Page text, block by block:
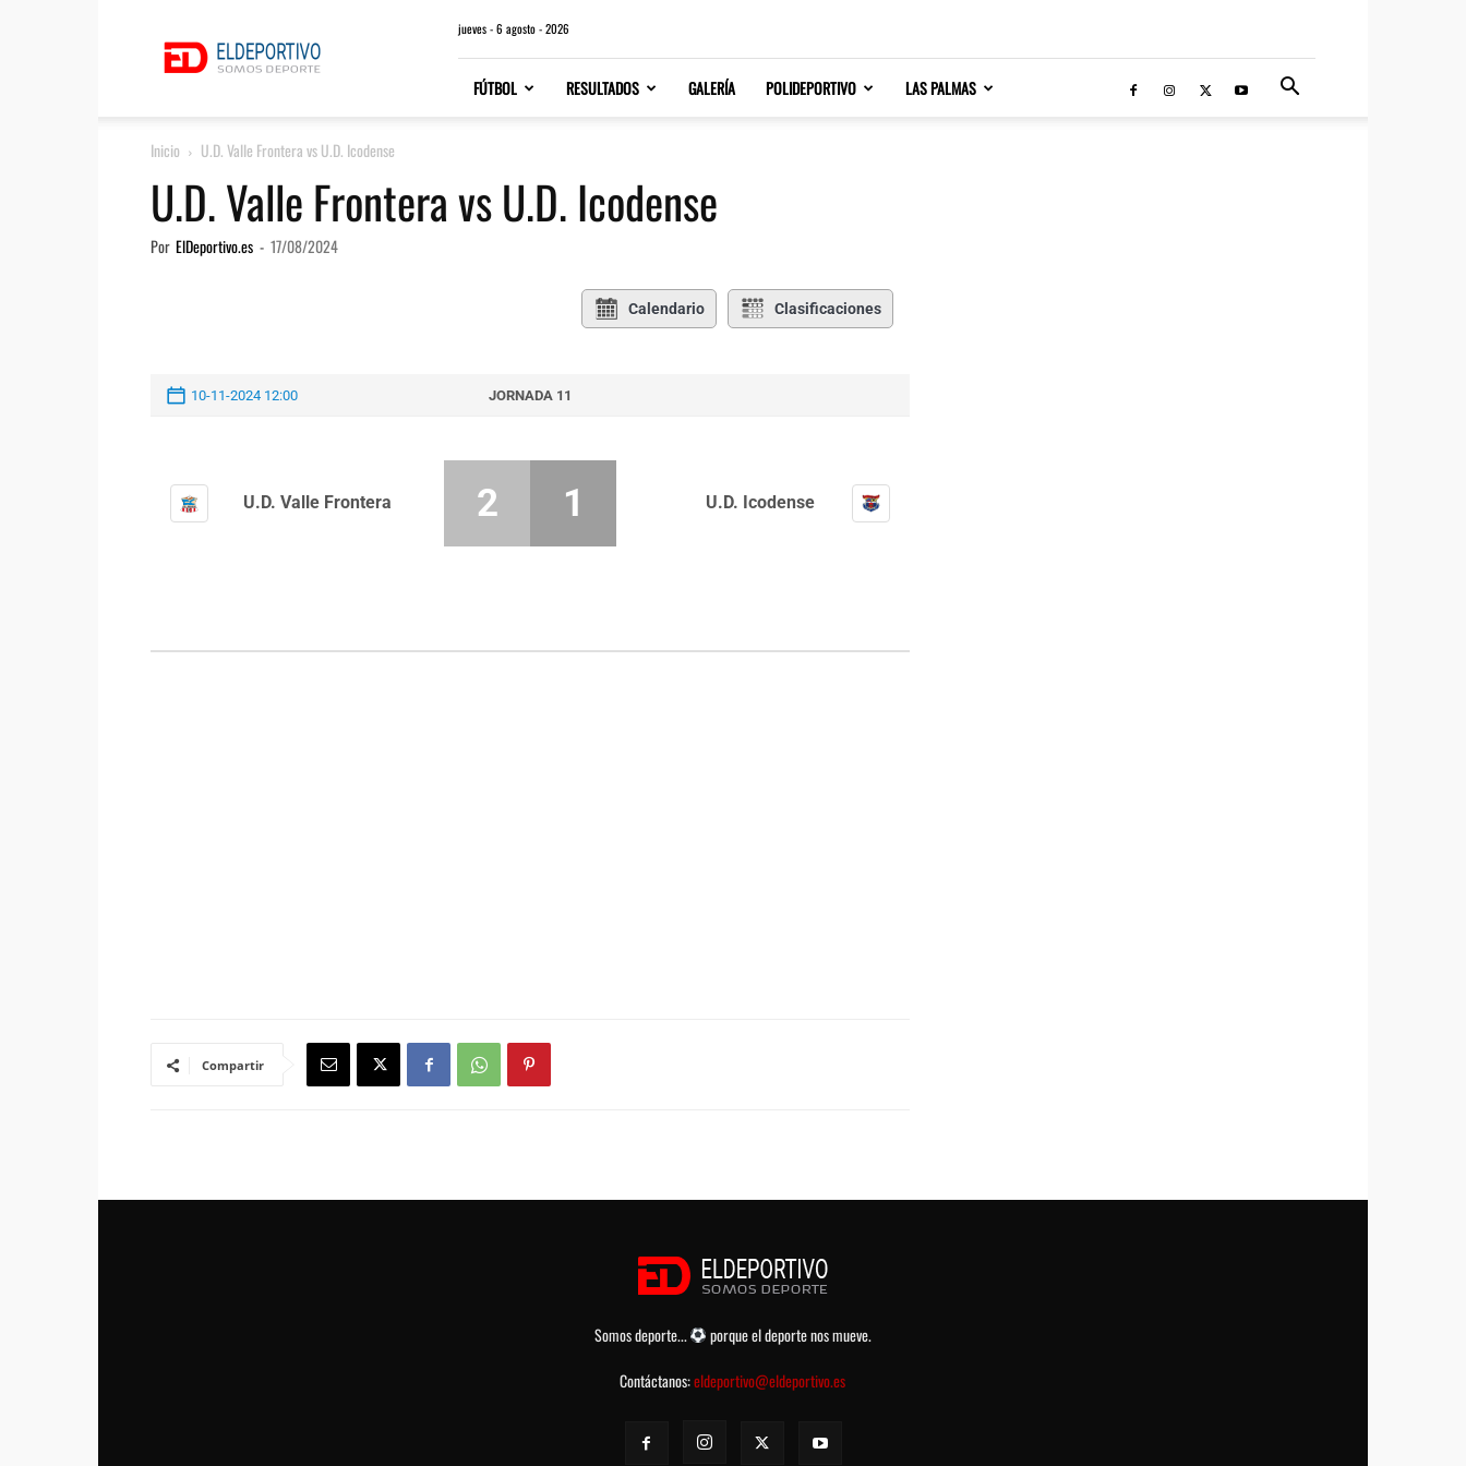
jueves - 6 agosto - 2026
FÚTBOL RESULTADOS GALERÍA POLIDEPORTIVO LAS PALMAS
Inicio U.D. Valle Frontera vs U.D. Icodense
U.D. Valle Frontera vs U.D. Icodense
Por ElDeportivo.es - 17/08/2024
Calendario Clasificaciones
10-11-2024 12:00 JORNADA 11
U.D. Valle Frontera U.D. Icodense
2 1
Compartir
Somos deporte...
porque el deporte nos mueve.
Contáctanos:eldeportivo@eldeportivo.es